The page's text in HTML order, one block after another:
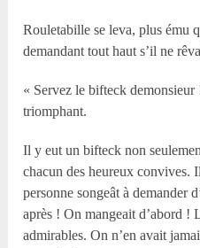
Rouletabille se leva, plus ému
demandant tout haut s’il ne
« Servez le bifteck
triomphant.
Il y eut un bifteck non
chacun des heureux convives.
personne songeât à demander
après ! On mangeait d’abord !
admirables. On n’en avait